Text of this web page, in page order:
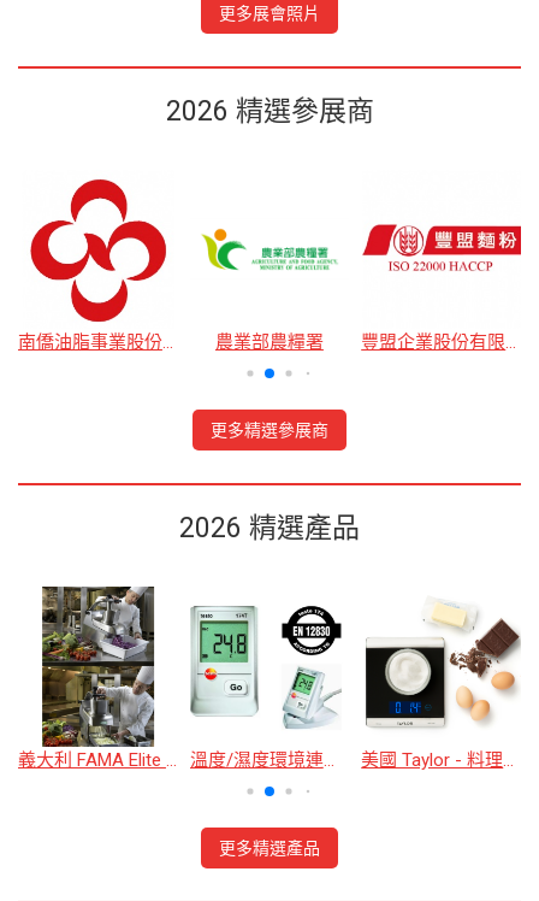
更多展會照片
2026 精選參展商
南僑油脂事業股份有限公司 農業部農糧署 豐盟企業股份有限公司
更多精選參展商
2026 精選產品
義大利 FAMA Elite Pro 商用蔬菜處理機 (保固) 304不鏽鋼 切菜機 刨絲機 切丁 餐廳 中央廚房 溫度/濕度環境連續監測記錄儀 美國 Taylor - 料理電子秤(15kg)
更多精選產品